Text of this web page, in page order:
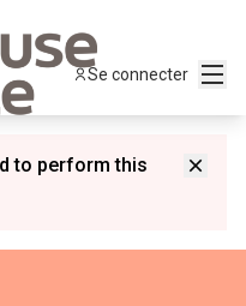
Se connecter
to perform this